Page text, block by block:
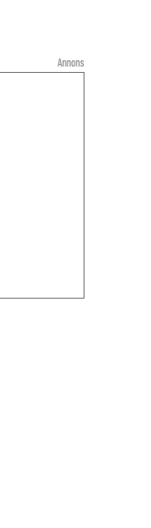
Annons